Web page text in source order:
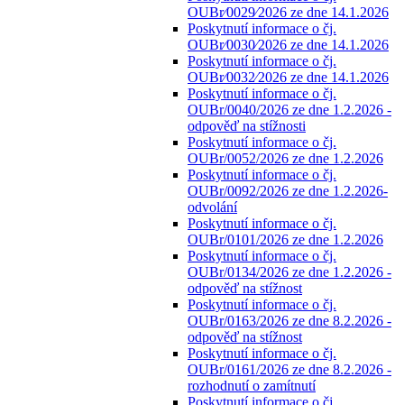
OUBr⁄0029⁄2026 ze dne 14.1.2026
Poskytnutí informace o čj.
OUBr⁄0030⁄2026 ze dne 14.1.2026
Poskytnutí informace o čj.
OUBr⁄0032⁄2026 ze dne 14.1.2026
Poskytnutí informace o čj.
OUBr/0040/2026 ze dne 1.2.2026 -
odpověď na stížnosti
Poskytnutí informace o čj.
OUBr/0052/2026 ze dne 1.2.2026
Poskytnutí informace o čj.
OUBr/0092/2026 ze dne 1.2.2026-
odvolání
Poskytnutí informace o čj.
OUBr/0101/2026 ze dne 1.2.2026
Poskytnutí informace o čj.
OUBr/0134/2026 ze dne 1.2.2026 -
odpověď na stížnost
Poskytnutí informace o čj.
OUBr/0163/2026 ze dne 8.2.2026 -
odpověď na stížnost
Poskytnutí informace o čj.
OUBr/0161/2026 ze dne 8.2.2026 -
rozhodnutí o zamítnutí
Poskytnutí informace o čj.